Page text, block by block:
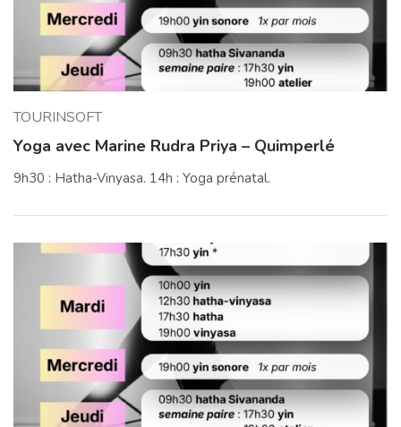
TOURINSOFT
Yoga avec Marine Rudra Priya – Quimperlé
9h30 : Hatha-Vinyasa. 14h : Yoga prénatal.